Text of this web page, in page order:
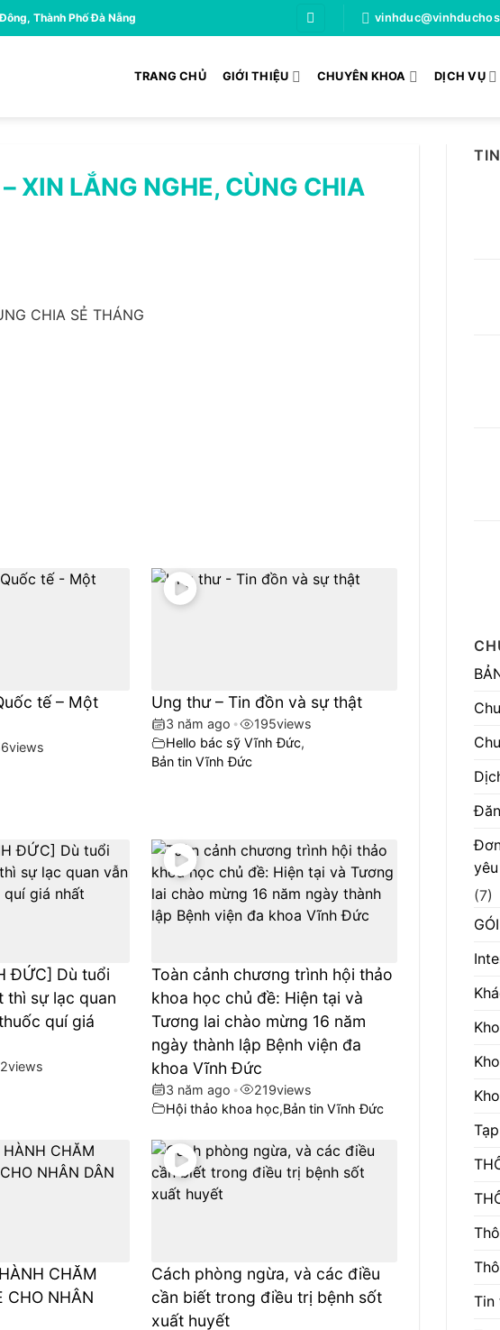
Thành Phố Đà Nẵng
TRANG CHỦ GIỚI THIỆU CHUYÊN KHOA DỊCH VỤ
XIN LẮNG NGHE, CÙNG CHIA
CHIA SẺ THÁNG
tế – Một
views
Ung thư – Tin đồn và sự thật
3 năm ago • 195views
Hello bác sỹ Vĩnh Đức,
Bản tin Vĩnh Đức
ĐỨC] Dù tuổi
thì sự lạc quan
quí giá
views
Toàn cảnh chương trình hội thảo
khoa học chủ đề: Hiện tại và
Tương lai chào mừng 16 năm
ngày thành lập Bệnh viện đa
khoa Vĩnh Đức
3 năm ago • 219views
Hội thảo khoa học,Bản tin Vĩnh Đức
CHĂM
CHO NHÂN
Cách phòng ngừa, và các điều
cần biết trong điều trị bệnh sốt
xuất huyết
(7)
Tin